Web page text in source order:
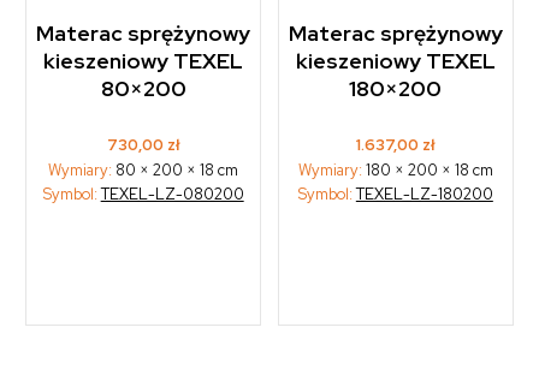
Materac sprężynowy
kieszeniowy TEXEL
80×200
730,00 zł
Wymiary: 80 × 200 × 18 cm
Symbol:TEXEL-LZ-080200
Materac sprężynowy
kieszeniowy TEXEL
180×200
1.637,00 zł
Wymiary: 180 × 200 × 18 cm
Symbol:TEXEL-LZ-180200